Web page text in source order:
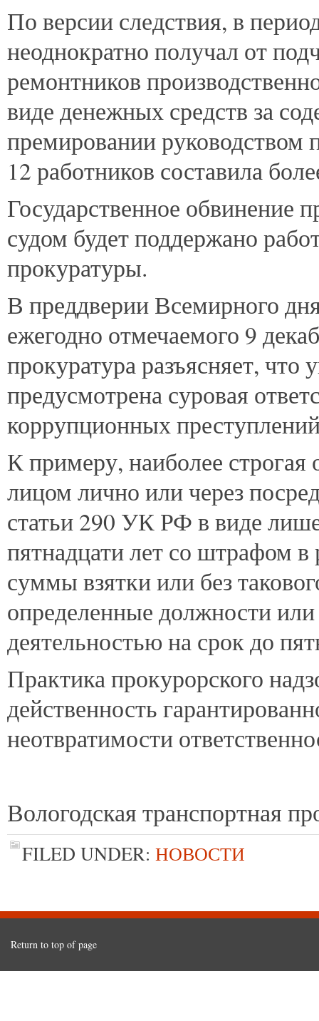
По версии следствия, в
неоднократно получал от
ремонтников
виде денежных средств за
премировании руководством
12 работников составила
Государственное обвинение
судом будет поддержано
прокуратуры.
В преддверии Всемирного
ежегодно отмечаемого 9
прокуратура разъясняет, что
предусмотрена суровая
коррупционных
К примеру, наиболее строгая
лицом лично или через
статьи 290 УК РФ в виде
пятнадцати лет со штрафом в
суммы взятки или без
определенные должности
деятельностью на срок до
Практика прокурорского
действенность
неотвратимости
Вологодская транспортная
FILED UNDER: НОВОСТИ
Return to top of page